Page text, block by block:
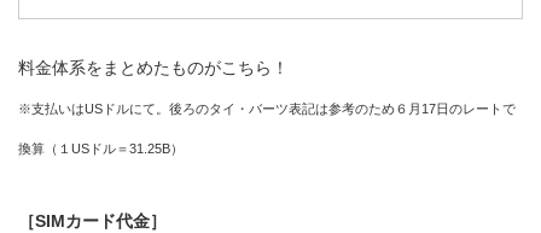
料金体系をまとめたものがこちら！
※支払いはUSドルにて。後ろのタイ・バーツ表記は参考のため６月17日のレートで
換算（１USドル＝31.25B）
［SIMカード代金］